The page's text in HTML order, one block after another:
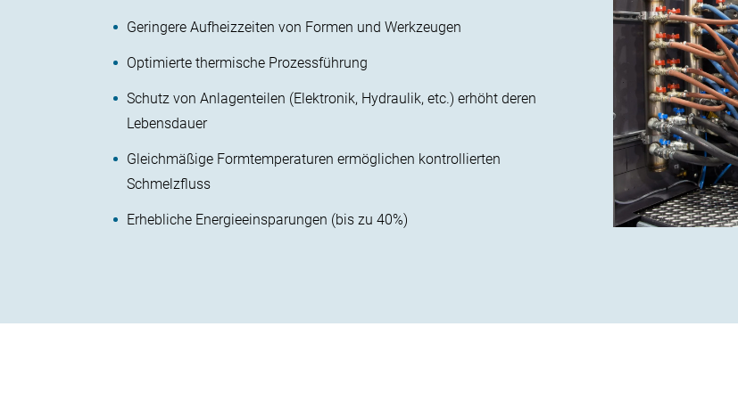
Geringere Aufheizzeiten von Formen und Werkzeugen
Optimierte thermische Prozessführung
Schutz von Anlagenteilen (Elektronik, Hydraulik, etc.) erhöht deren
Lebensdauer
Gleichmäßige Formtemperaturen ermöglichen kontrollierten
Schmelzfluss
Erhebliche Energieeinsparungen (bis zu 40%)